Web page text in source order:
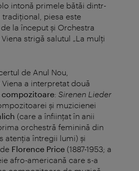
intonă primele bătăi dintr-
tradițional, piesa este
la început și Orchestra
strigă salutul „La mulți
de Anul Nou,
a interpretat două
: Sirenen Lieder
și muzicienei
(care a înființat în anii
orchestră feminină din
atenţia întregii lumi) și
de Florence Price (1887-1953; a
afro-americană care s-a